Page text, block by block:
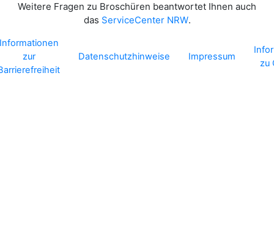
Weitere Fragen zu Broschüren beantwortet Ihnen auch
das ServiceCenter NRW.
zur
Datenschutzhinweise Impressum
zu